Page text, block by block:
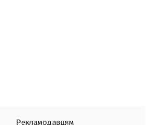
Рекламодавцям